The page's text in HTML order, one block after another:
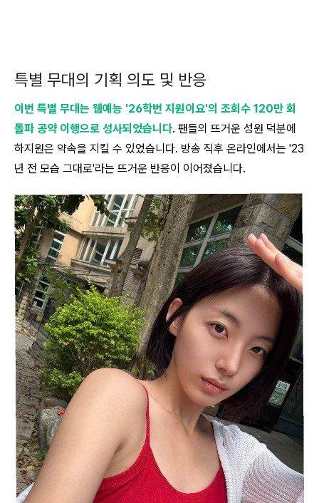
특별 무대의 기획 의도 및 반응
이번 특별 무대는 웹예능 '26학번 지원이요'의 조회수 120만 회
돌파 공약 이행으로 성사되었습니다. 팬들의 뜨거운 성원 덕분에
하지원은 약속을 지킬 수 있었습니다. 방송 직후 온라인에서는 '23
년 전 모습 그대로'라는 뜨거운 반응이 이어졌습니다.